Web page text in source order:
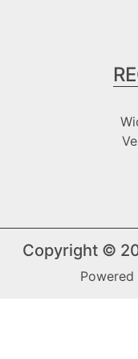
Copyright ©
Powered